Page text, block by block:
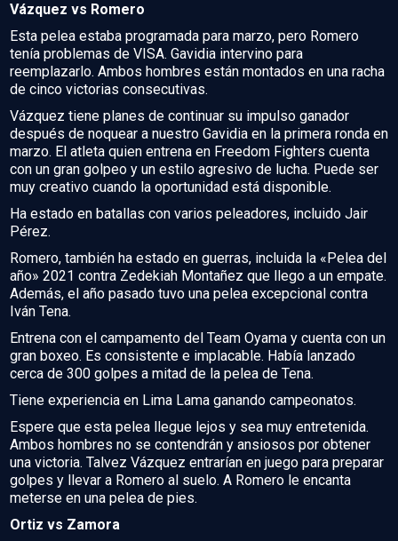
Vázquez vs Romero
Esta pelea estaba programada para marzo, pero Romero
tenía problemas de VISA. Gavidia intervino para
reemplazarlo. Ambos hombres están montados en una racha
de cinco victorias consecutivas.
Vázquez tiene planes de continuar su impulso ganador
después de noquear a nuestro Gavidia en la primera ronda en
marzo. El atleta quien entrena en Freedom Fighters cuenta
con un gran golpeo y un estilo agresivo de lucha. Puede ser
muy creativo cuando la oportunidad está disponible.
Ha estado en batallas con varios peleadores, incluido Jair
Pérez.
Romero, también ha estado en guerras, incluida la «Pelea del
año» 2021 contra Zedekiah Montañez que llego a un empate.
Además, el año pasado tuvo una pelea excepcional contra
Iván Tena.
Entrena con el campamento del Team Oyama y cuenta con un
gran boxeo. Es consistente e implacable. Había lanzado
cerca de 300 golpes a mitad de la pelea de Tena.
Tiene experiencia en Lima Lama ganando campeonatos.
Espere que esta pelea llegue lejos y sea muy entretenida.
Ambos hombres no se contendrán y ansiosos por obtener
una victoria. Talvez Vázquez entrarían en juego para preparar
golpes y llevar a Romero al suelo. A Romero le encanta
meterse en una pelea de pies.
Ortiz vs Zamora